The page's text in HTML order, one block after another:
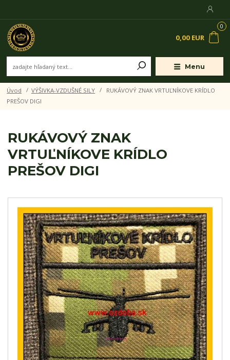
Menu
0
0,00 EUR
Úvod VÝŠIVKA-VZDUŠNÉ SILY
RUKÁVOVÝ ZNAK VRTUĽNÍKOVE KRÍDLO
PREŠOV DIGI
RUKÁVOVÝ ZNAK
VRTUĽNÍKOVE KRÍDLO
PREŠOV DIGI